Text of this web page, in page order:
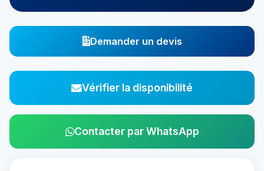
Demander un devis
Vérifier la disponibilité
Contacter par WhatsApp